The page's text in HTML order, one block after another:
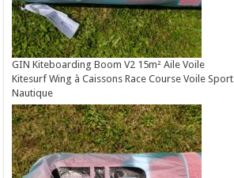
GIN Kiteboarding Boom V2 15m² Aile Voile
Kitesurf Wing à Caissons Race Course Voile Sport
Nautique